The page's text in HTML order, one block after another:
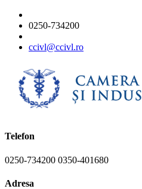
0250-734200
ccivl@ccivl.ro
Telefon
0250-734200 0350-401680
Adresa